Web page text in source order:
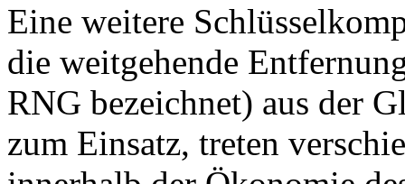
Eine weitere
die weitgehende
RNG bezeichnet) aus der
zum Einsatz, treten